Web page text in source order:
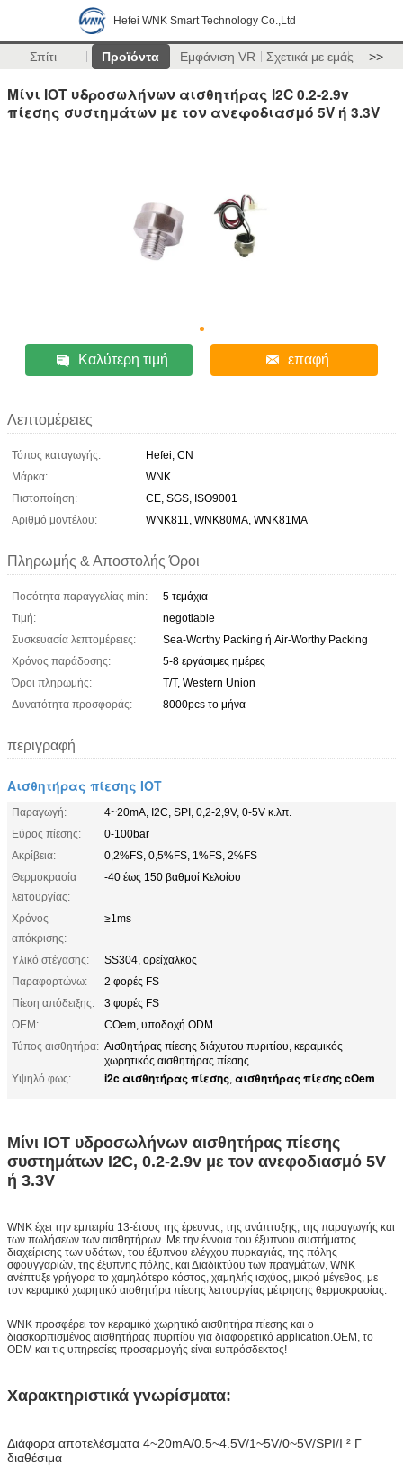
Hefei WNK Smart Technology Co.,Ltd
Σπίτι Προϊόντα Εμφάνιση VR Σχετικά με εμάς >>
Μίνι IOT υδροσωλήνων αισθητήρας I2C 0.2-2.9v
πίεσης συστημάτων με τον ανεφοδιασμό 5V ή 3.3V
Καλύτερη τιμή επαφή
Λεπτομέρειες
Τόπος καταγωγής:
Hefei, CN
Μάρκα:
WNK
Πιστοποίηση:
CE, SGS, ISO9001
Αριθμό μοντέλου:
WNK811, WNK80MA, WNK81MA
Πληρωμής & Αποστολής Όροι
Ποσότητα παραγγελίας min:
5 τεμάχια
Τιμή:
negotiable
Συσκευασία λεπτομέρειες:
Sea-Worthy Packing ή Air-Worthy Packing
Χρόνος παράδοσης:
5-8 εργάσιμες ημέρες
Όροι πληρωμής:
T/T, Western Union
Δυνατότητα προσφοράς:
8000pcs το μήνα
περιγραφή
Αισθητήρας πίεσης IOT
Παραγωγή:
4~20mA, I2C, SPI, 0,2-2,9V, 0-5V κ.λπ.
Εύρος πίεσης:
0-100bar
Ακρίβεια:
0,2%FS, 0,5%FS, 1%FS, 2%FS
Θερμοκρασία
λειτουργίας:
-40 έως 150 βαθμοί Κελσίου
Χρόνος
απόκρισης:
≥1ms
Υλικό στέγασης:
SS304, ορείχαλκος
Παραφορτώνω:
2 φορές FS
Πίεση απόδειξης:
3 φορές FS
OEM:
COem, υποδοχή ODM
Τύπος αισθητήρα: Αισθητήρας πίεσης διάχυτου πυριτίου, κεραμικός
χωρητικός αισθητήρας πίεσης
Υψηλό φως:
i2c αισθητήρας πίεσης, αισθητήρας πίεσης cOem
Μίνι IOT υδροσωλήνων αισθητήρας πίεσης
συστημάτων I2C, 0.2-2.9v με τον ανεφοδιασμό 5V
ή 3.3V
WNK έχει την εμπειρία 13-έτους της έρευνας, της ανάπτυξης, της παραγωγής και
των πωλήσεων των αισθητήρων. Με την έννοια του έξυπνου συστήματος
διαχείρισης των υδάτων, του έξυπνου ελέγχου πυρκαγιάς, της πόλης
σφουγγαριών, της έξυπνης πόλης, και Διαδικτύου των πραγμάτων, WNK
ανέπτυξε γρήγορα το χαμηλότερο κόστος, χαμηλής ισχύος, μικρό μέγεθος, με
τον κεραμικό χωρητικό αισθητήρα πίεσης λειτουργίας μέτρησης θερμοκρασίας.
WNK προσφέρει τον κεραμικό χωρητικό αισθητήρα πίεσης και ο
διασκορπισμένος αισθητήρας πυριτίου για διαφορετικό application.OEM, το
ODM και τις υπηρεσίες προσαρμογής είναι ευπρόσδεκτος!
Χαρακτηριστικά γνωρίσματα:
Διάφορα αποτελέσματα 4~20mA/0.5~4.5V/1~5V/0~5V/SPI/Ι ² Γ
διαθέσιμα